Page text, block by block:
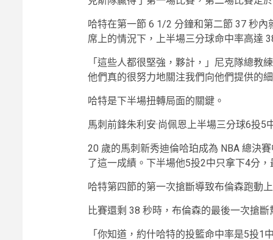
哈特在第一節 6 1/2 分鐘和第二節 37 秒
席上的情況下，上半場三分球命中率高達
「這些人都很堅強，夥計，」尼克隊總教
他們真的很努力地關注我們向他們提供的
哈特是下半場扭轉局面的關鍵。
馬刺前鋒朱利安·尚佩恩上半場三分球6投
20 歲的馬刺新秀迪倫哈珀成為 NBA 總決
了這一成績。下半場他5投2中只拿下4分
哈特第四節的第一次搶斷導致布倫森跑動
比賽還剩 38 秒時，布倫森的最後一次搶
「你知道，約什哈特的投籃命中率是5投